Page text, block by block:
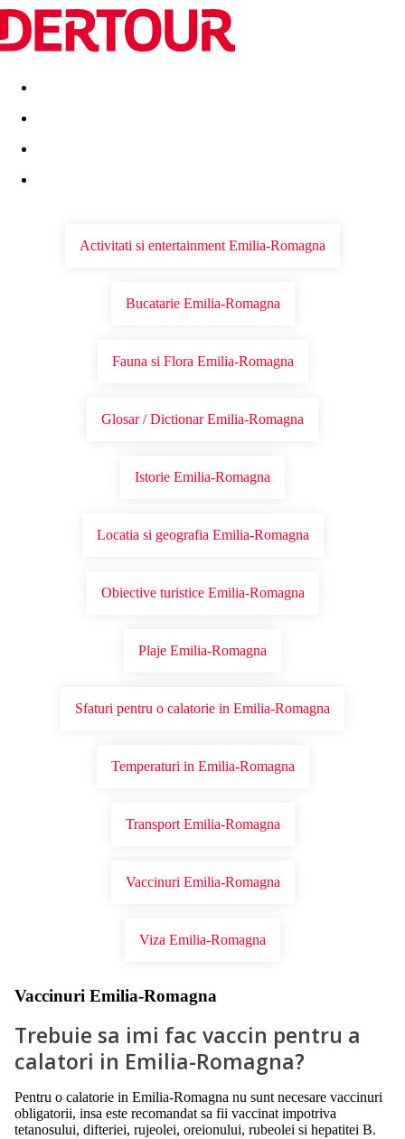
Destinatii Vacanta perfecta OFERTE DE NERATAT
Activitati si entertainment Emilia-Romagna
Bucatarie Emilia-Romagna
Fauna si Flora Emilia-Romagna
Glosar / Dictionar Emilia-Romagna
Istorie Emilia-Romagna
Locatia si geografia Emilia-Romagna
Obiective turistice Emilia-Romagna
Plaje Emilia-Romagna
Sfaturi pentru o calatorie in Emilia-Romagna
Temperaturi in Emilia-Romagna
Transport Emilia-Romagna
Vaccinuri Emilia-Romagna
Viza Emilia-Romagna
Vaccinuri Emilia-Romagna
Trebuie sa imi fac vaccin pentru a
calatori in Emilia-Romagna?
Pentru o calatorie in Emilia-Romagna nu sunt necesare vaccinuri
obligatorii, insa este recomandat sa fii vaccinat impotriva
tetanosului, difteriei, rujeolei, oreionului, rubeolei si hepatitei B.